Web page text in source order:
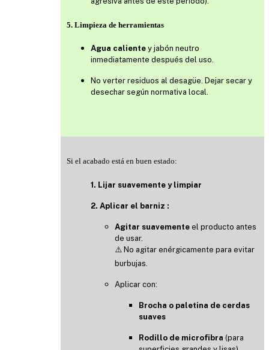
5. Limpieza de herramientas
Agua caliente y jabón neutro
inmediatamente después del uso.
No verter residuos al desagüe. Dejar secar y
desechar según normativa local.
Si el acabado está en buen estado:
1. Lijar suavemente y limpiar
2. Aplicar el barniz :
Agitar suavemente el producto antes
de usar.
⚠️ No agitar enérgicamente para evitar
burbujas.
Aplicar con:
Brocha o paletina de cerdas
suaves
Rodillo de microfibra (para